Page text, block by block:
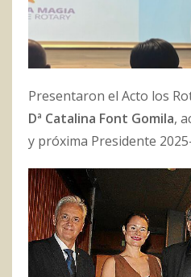
Presentaron el Acto los
Dª Catalina Font Gomila,
y próxima Presidente